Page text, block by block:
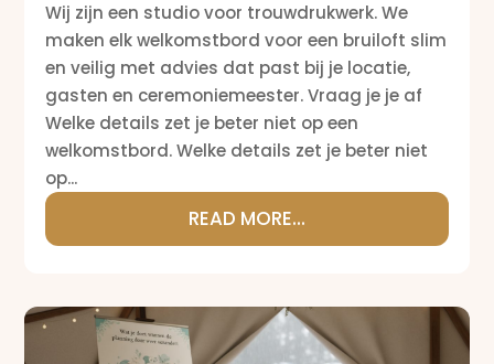
Wij zijn een studio voor trouwdrukwerk. We
maken elk welkomstbord voor een bruiloft slim
en veilig met advies dat past bij je locatie,
gasten en ceremoniemeester. Vraag je je af
Welke details zet je beter niet op een
welkomstbord. Welke details zet je beter niet
op...
READ MORE...